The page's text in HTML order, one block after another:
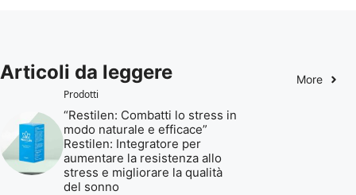
Articoli da leggere
More
Prodotti
“Restilen: Combatti lo stress in
modo naturale e efficace”
Restilen: Integratore per
aumentare la resistenza allo
stress e migliorare la qualità
del sonno